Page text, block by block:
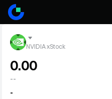
NVIDIA xStock
0.00
--
-